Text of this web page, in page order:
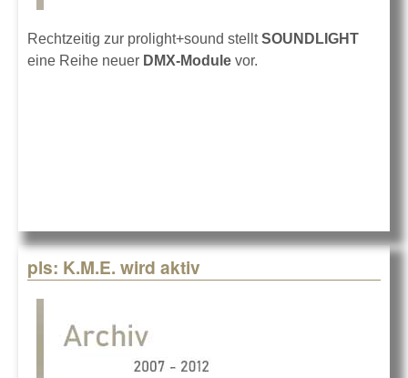
Rechtzeitig zur prolight+sound stelltSOUNDLIGHT
eine Reihe neuer DMX-Module vor.
pls: K.M.E. wird aktiv